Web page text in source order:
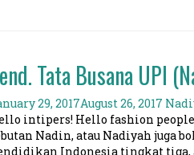
Tata Busana UPI
29, 2017August 26, 2017
intipers! Hello fashion
Nadin, atau Nadiyah juga
Indonesia tingkat tiga,